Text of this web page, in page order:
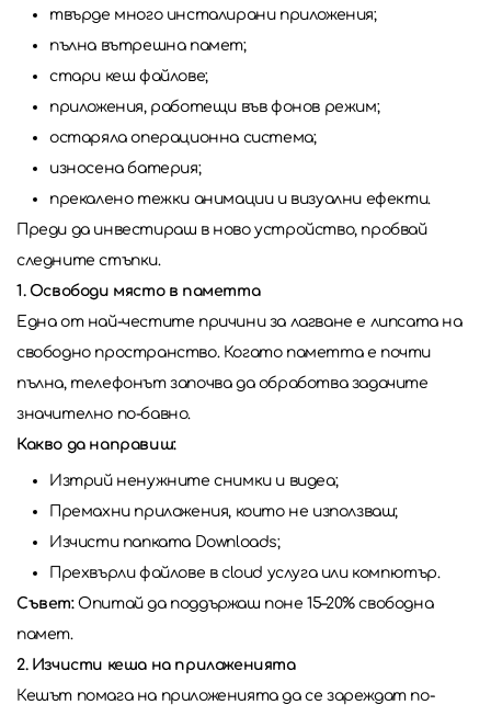
твърде много инсталирани приложения;
пълна вътрешна памет;
стари кеш файлове;
приложения, работещи във фонов режим;
остаряла операционна система;
износена батерия;
прекалено тежки анимации и визуални ефекти.
Преди да инвестираш в ново устройство, пробвай
следните стъпки.
1. Освободи място в паметта
Една от най-честите причини за лагване е липсата на
свободно пространство. Когато паметта е почти
пълна, телефонът започва да обработва задачите
значително по-бавно.
Какво да направиш:
Изтрий ненужните снимки и видеа;
Премахни приложения, които не използваш;
Изчисти папката Downloads;
Прехвърли файлове в cloud услуга или компютър.
Съвет:Опитай да поддържаш поне 15–20% свободна
памет.
2. Изчисти кеша на приложенията
Кешът помага на приложенията да се зареждат по-